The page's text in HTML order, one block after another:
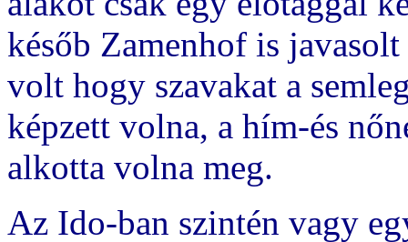
későb Zamenhof is
volt hogy szavakat a
képzett volna, a hím-és
alkotta volna meg.
Az Ido-ban szintén vagy